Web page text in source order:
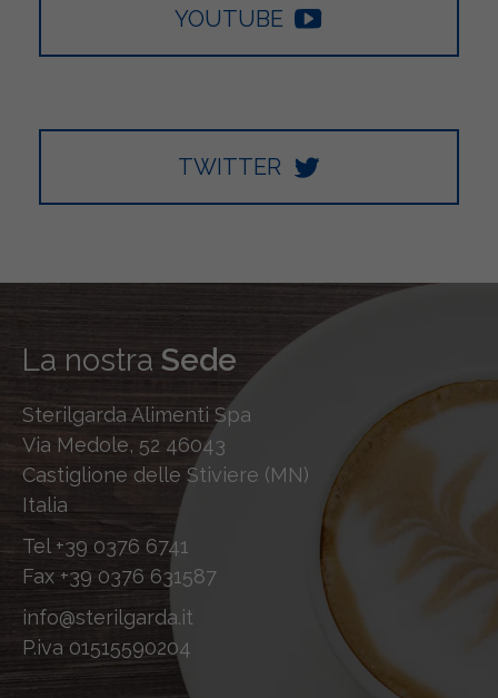
YOUTUBE
TWITTER
La nostra Sede
Sterilgarda Alimenti Spa
Via Medole, 52 46043
Castiglione delle Stiviere (MN)
Italia
Tel +39 0376 6741
Fax +39 0376 631587
info@sterilgarda.it
P.iva 01515590204